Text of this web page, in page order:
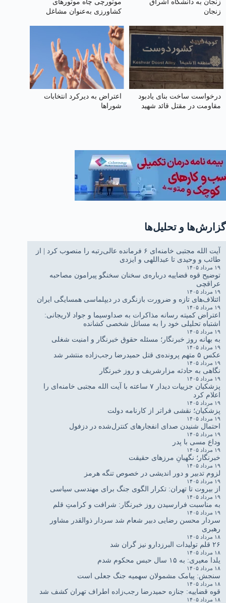
زنجان به دانشگاه اشراق
زنجان
موتورچی چاه موتورهای
کشاورزی به‌عنوان مشاغل
درخواست ساخت بنای یادبود
مقاومت در مقتل قائد شهید
اعتراض به دیرکرد انتخابات
شوراها
گزارش‌ها و تحلیل‌ها
آیت الله مجتبی خامنه‌ای ۶ فرمانده عالی‌رتبه را منصوب کرد | از
طائب و وحیدی تا عبداللهی و ایزدی
۱۹ مرداد ۱۴۰۵
توضیح قوه قضاییه درباره‌ی سخنان سخنگو پیرامون مصاحبه
عراقچی
۱۹ مرداد ۱۴۰۵
ائتلاف‌های تازه و ضرورت بازنگری در دیپلماسی همسایگی ایران
۱۹ مرداد ۱۴۰۵
اعتراض کمیته رسانه مذاکرات به صداوسیما و جواد لاریجانی:
اشتباه تحلیلی خود را به مسائل شخصی کشانده
۱۹ مرداد ۱۴۰۵
به بهانه روز خبرنگار؛ مسئله حقوق خبرنگار و امنیت شغلی
۱۹ مرداد ۱۴۰۵
عکس ۵ متهم‌ پرونده‌ی قتل حمیدرضا رجب‌زاده منتشر شد
۱۹ مرداد ۱۴۰۵
نگاهی به حادثه مزارشریف و روز خبرنگار
۱۹ مرداد ۱۴۰۵
پزشکیان جزییات دیدار ۷ ساعته با آیت الله مجتبی خامنه‌ای را
اعلام کرد
۱۹ مرداد ۱۴۰۵
پزشکیان؛ نقشی فراتر از کارنامه دولت
۱۹ مرداد ۱۴۰۵
احتمال شنیدن صدای انفجارهای کنترل‌شده در دزفول
۱۹ مرداد ۱۴۰۵
وداع مسی با پدر
۱۹ مرداد ۱۴۰۵
خبرنگار؛ نگهبانِ مرزهای حقیقت
۱۹ مرداد ۱۴۰۵
لزوم تدبیر و دور اندیشی در خصوص تنگه هرمز
۱۹ مرداد ۱۴۰۵
از بیروت تا تهران: تکرار الگوی جنگ برای مهندسی سیاسی
۱۹ مرداد ۱۴۰۵
به مناسبت فرارسیدن روز خبرنگار: شرافت و کرامتِ قلم
۱۹ مرداد ۱۴۰۵
سردار محسن رضایی دبیر شعام شد سردار ذوالقدر مشاور
رهبری
۱۸ مرداد ۱۴۰۵
۲۶ قلم تولیدات البرزدارو نیز گران شد
۱۸ مرداد ۱۴۰۵
یلدا معیری: به ۱۵ سال حبس محکوم شدم
۱۸ مرداد ۱۴۰۵
سنجش: پیامک مشمولان سهمیه جنگ جعلی است
۱۸ مرداد ۱۴۰۵
قوه قضاییه: جنازه حمیدرضا رجب‌زاده اطراف تهران کشف شد
۱۸ مرداد ۱۴۰۵